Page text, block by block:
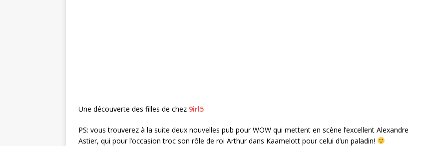
Une découverte des filles de chez 9irl5
PS: vous trouverez à la suite deux nouvelles pub pour WOW qui mettent en scène l’excellent Alexandre
Astier, qui pour l’occasion troc son rôle de roi Arthur dans Kaamelott pour celui d’un paladin!